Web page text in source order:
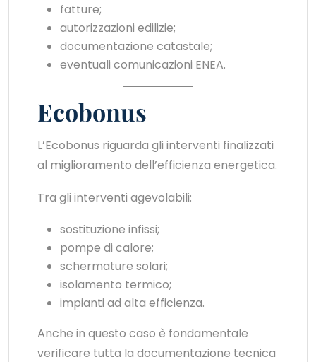
fatture;
autorizzazioni edilizie;
documentazione catastale;
eventuali comunicazioni ENEA.
Ecobonus
L’Ecobonus riguarda gli interventi finalizzati
al miglioramento dell’efficienza energetica.
Tra gli interventi agevolabili:
sostituzione infissi;
pompe di calore;
schermature solari;
isolamento termico;
impianti ad alta efficienza.
Anche in questo caso è fondamentale
verificare tutta la documentazione tecnica